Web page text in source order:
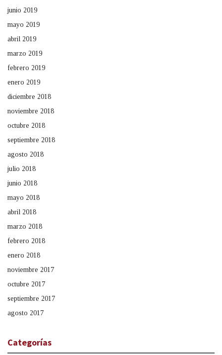
junio 2019
mayo 2019
abril 2019
marzo 2019
febrero 2019
enero 2019
diciembre 2018
noviembre 2018
octubre 2018
septiembre 2018
agosto 2018
julio 2018
junio 2018
mayo 2018
abril 2018
marzo 2018
febrero 2018
enero 2018
noviembre 2017
octubre 2017
septiembre 2017
agosto 2017
Categorías